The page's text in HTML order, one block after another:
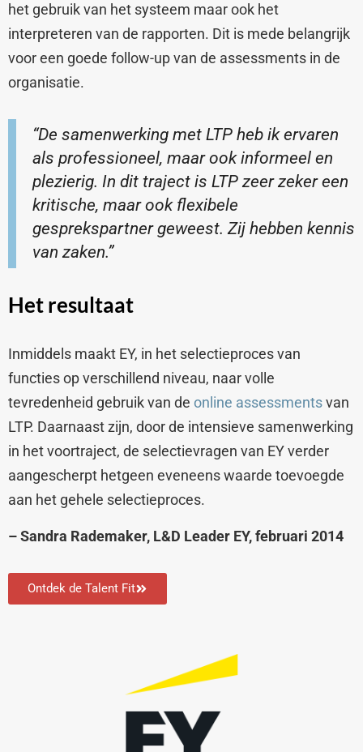
het gebruik van het systeem maar ook het
interpreteren van de rapporten. Dit is mede belangrijk
voor een goede follow-up van de assessments in de
organisatie.
“De samenwerking met LTP heb ik ervaren
als professioneel, maar ook informeel en
plezierig. In dit traject is LTP zeer zeker een
kritische, maar ook flexibele
gesprekspartner geweest. Zij hebben kennis
van zaken.”
Het resultaat
Inmiddels maakt EY, in het selectieproces van
functies op verschillend niveau, naar volle
tevredenheid gebruik van de online assessmentsvan
LTP. Daarnaast zijn, door de intensieve samenwerking
in het voortraject, de selectievragen van EY verder
aangescherpt hetgeen eveneens waarde toevoegde
aan het gehele selectieproces.
– Sandra Rademaker, L&D Leader EY, februari 2014
Ontdek de Talent Fit